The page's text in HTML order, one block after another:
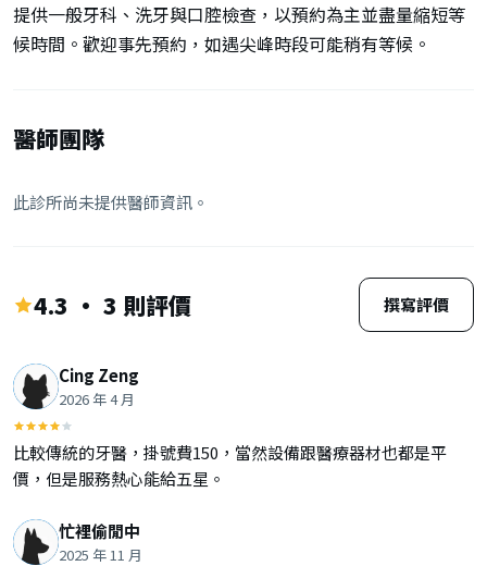
提供一般牙科、洗牙與口腔檢查，以預約為主並盡量縮短等
候時間。歡迎事先預約，如遇尖峰時段可能稍有等候。
醫師團隊
此診所尚未提供醫師資訊。
4.3 · 3 則評價 撰寫評價
Cing Zeng
2026 年 4 月
比較傳統的牙醫，掛號費150，當然設備跟醫療器材也都是平
價，但是服務熱心能給五星。
忙裡偷閒中
2025 年 11 月